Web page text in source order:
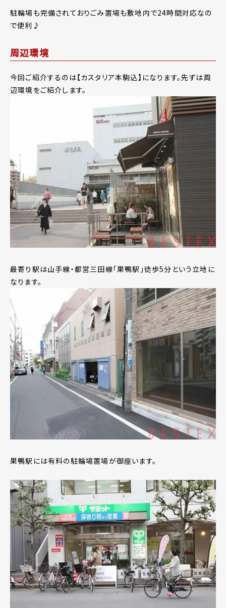
駐輪場も完備されておりごみ置場も敷地内で24時間対応なの
で便利♪
周辺環境
今回ご紹介するのは【カスタリア本駒込】になります。先ずは周
辺環境をご紹介します。
最寄り駅は山手線・都営三田線「巣鴨駅」徒歩5分という立地に
なります。
巣鴨駅には有料の駐輪場置場が御座います。